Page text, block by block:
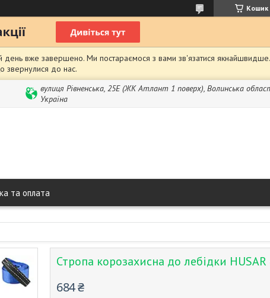
Кошик
вже завершено. Ми постараємося з вами зв'язатися якнайшвидше.
звернулися до нас.
вулиця Рівненська, 25Е (ЖК Атлант 1 поверх), Волинська
Україна
та оплата
Стропа корозахисна до лебідки
684 ₴